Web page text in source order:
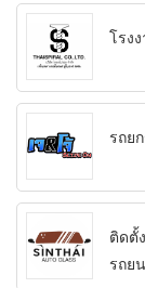
โรง
รถย
ติดตั้
รถย